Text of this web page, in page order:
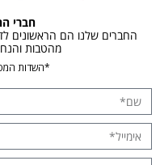
חברי
החברים שלנו הם הראשונים
מהטבות
*השדות